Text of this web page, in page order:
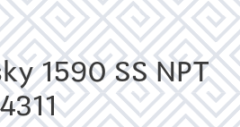
1590 SS NPT